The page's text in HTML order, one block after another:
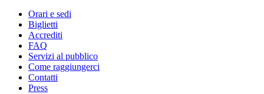
Orari e sedi
Biglietti
Accrediti
FAQ
Servizi al pubblico
Come raggiungerci
Contatti
Press